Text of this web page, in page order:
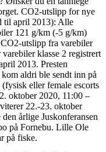
CO2-utslipp for nye
til april 2013): Alle
121 g/km (-5 g/km)
utslipp fra varebiler
klasse 2 registrert
2013. Presten
aldri ble sendt inn på
eller female escorts
oktober 2020, 11:00 –
22.-23. oktober
årlige Juskonferansen
på Fornebu. Lille Ole
på fiske.